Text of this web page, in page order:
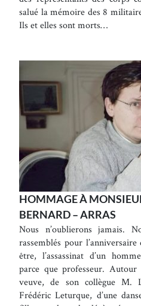
salué la mémoire des 8
Ils et elles sont morts…
HOMMAGE À
BERNARD – ARRAS
Nous n’oublierons jamais.
rassemblés pour
être, l’assassinat d’un
parce que professeur.
veuve, de son collègue M.
Frédéric Leturque, d’une